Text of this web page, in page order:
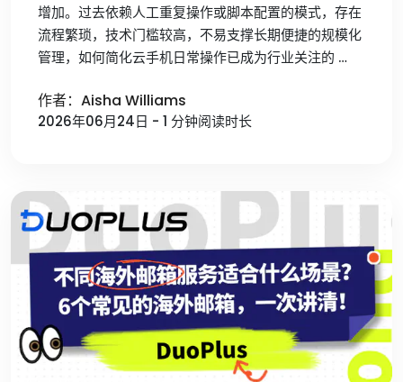
增加。过去依赖人工重复操作或脚本配置的模式，存在
流程繁琐，技术门槛较高，不易支撑长期便捷的规模化
管理，如何简化云手机日常操作已成为行业关注的 …
作者：Aisha Williams
2026年06月24日 - 1 分钟阅读时长